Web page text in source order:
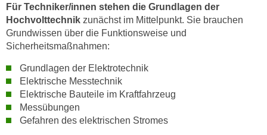
Für Techniker/innen stehen die Grundlagen der
Hochvolttechnik zunächst im Mittelpunkt. Sie brauchen
Grundwissen über die Funktionsweise und
Sicherheitsmaßnahmen:
Grundlagen der Elektrotechnik
Elektrische Messtechnik
Elektrische Bauteile im Kraftfahrzeug
Messübungen
Gefahren des elektrischen Stromes
d
i
e
ü
r
d
i
e
n
U
S
-
a
m
e
r
i